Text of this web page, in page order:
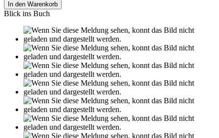
In den Warenkorb
Blick ins Buch
Leseprobe aus 25 Seiten